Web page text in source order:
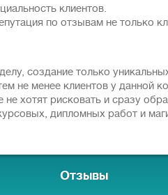
клиентов.
по отзывам не только
создание только
не менее клиентов у данной
хотят рисковать и сразу
дипломных работ и
Отзывы